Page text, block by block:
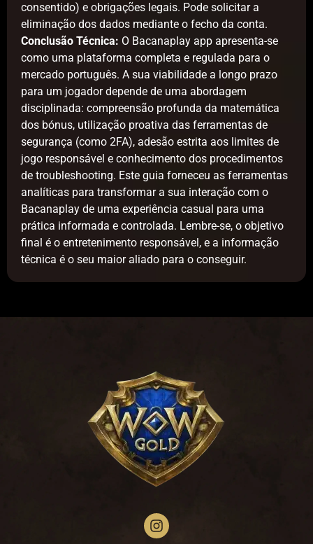
consentido) e obrigações legais. Pode solicitar a
eliminação dos dados mediante o fecho da conta.
Conclusão Técnica: O Bacanaplay app apresenta-se
como uma plataforma completa e regulada para o
mercado português. A sua viabilidade a longo prazo
para um jogador depende de uma abordagem
disciplinada: compreensão profunda da matemática
dos bónus, utilização proativa das ferramentas de
segurança (como 2FA), adesão estrita aos limites de
jogo responsável e conhecimento dos procedimentos
de troubleshooting. Este guia forneceu as ferramentas
analíticas para transformar a sua interação com o
Bacanaplay de uma experiência casual para uma
prática informada e controlada. Lembre-se, o objetivo
final é o entretenimento responsável, e a informação
técnica é o seu maior aliado para o conseguir.